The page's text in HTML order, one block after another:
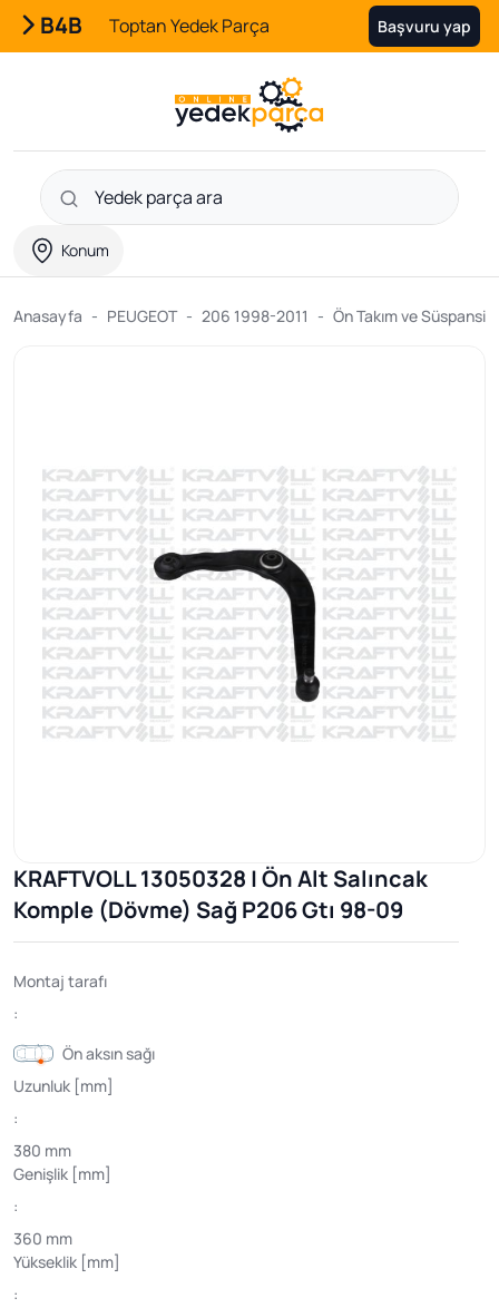
B4B Toptan Yedek Parça Başvuru yap
Konum
Anasayfa PEUGEOT 206 1998-2011 Ön Takım ve
KRAFTVOLL 13050328 | Ön Alt Salıncak
Komple (Dövme) Sağ P206 Gtı 98-09
Montaj tarafı
:
Ön aksın sağı
Uzunluk [mm]
:
380 mm
Genişlik [mm]
:
360 mm
Yükseklik [mm]
: